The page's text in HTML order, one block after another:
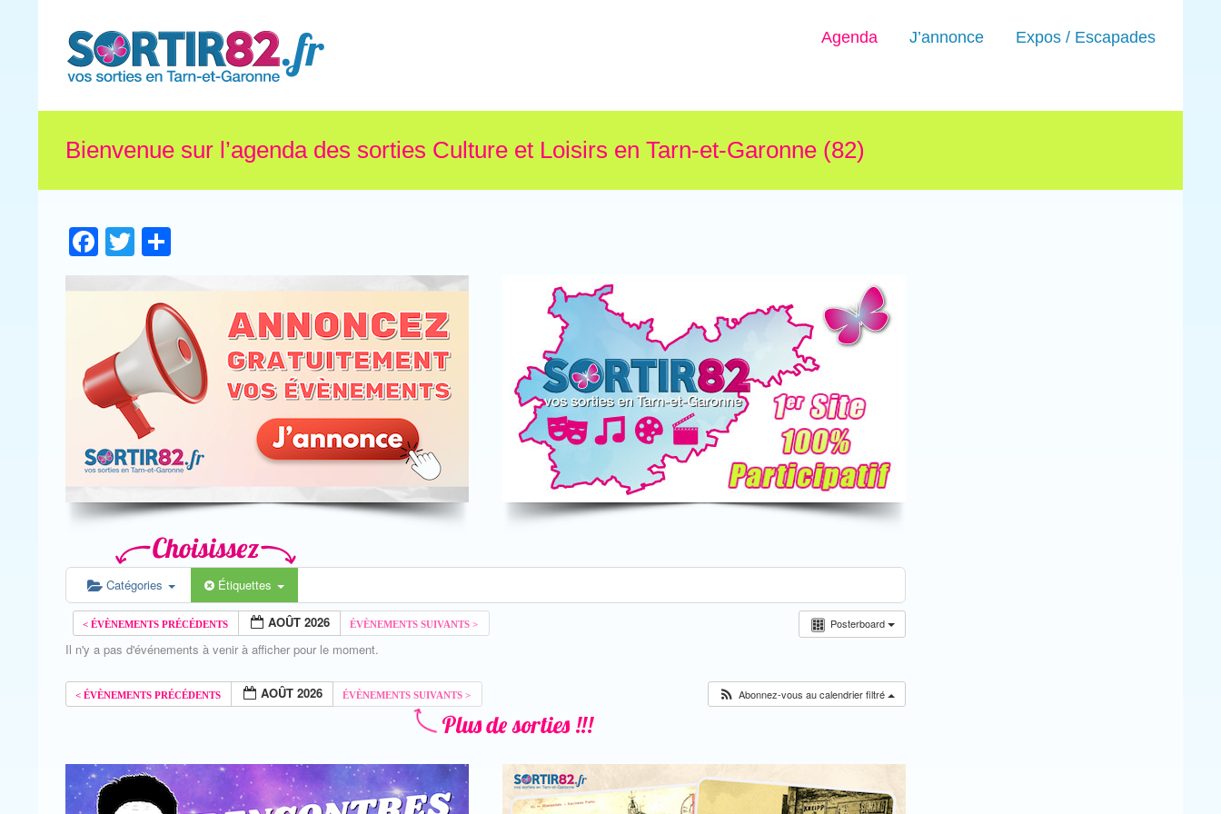
Agenda J’annonce Expos / Escapades
Bienvenue sur l’agenda des sorties Culture et Loisirs en Tarn-et-Garonne (82)
Facebook
Twitter
Catégories Étiquettes
Posterboard
AOÛT 2026
Il n'y a pas d'événements à venir à afficher pour le moment.
AOÛT 2026 Abonnez-vous au calendrier filtré